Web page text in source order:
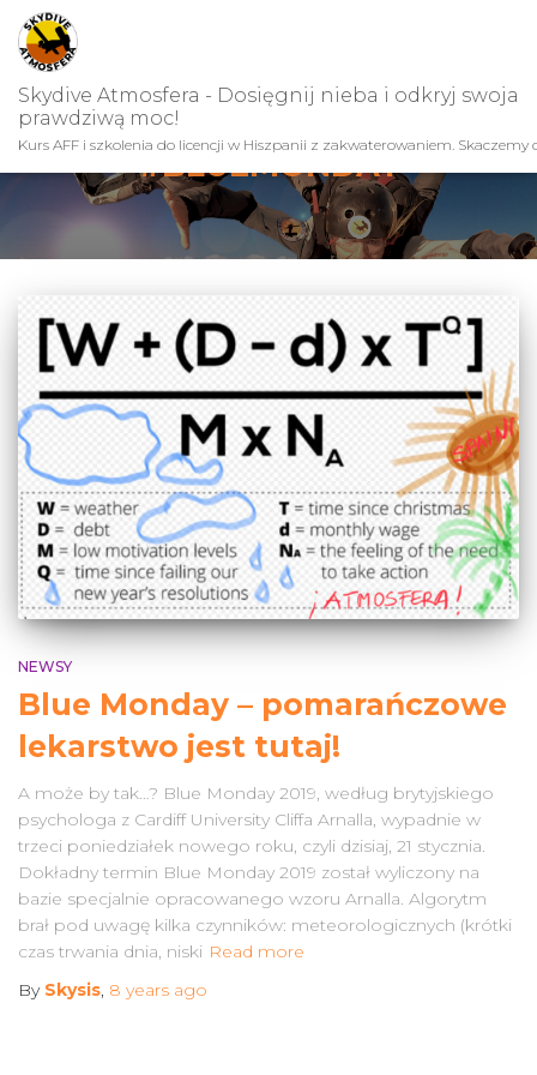
Skydive Atmosfera - Dosięgnij nieba i odkryj swoja
prawdziwą moc!
Kurs AFF i szkolenia do licencji w Hiszpanii z zakwaterowaniem. Skaczemy
#BLUEMONDAY
NEWSY
Blue Monday – pomarańczowe
lekarstwo jest tutaj!
A może by tak…? Blue Monday 2019, według brytyjskiego
psychologa z Cardiff University Cliffa Arnalla, wypadnie w
trzeci poniedziałek nowego roku, czyli dzisiaj, 21 stycznia.
Dokładny termin Blue Monday 2019 został wyliczony na
bazie specjalnie opracowanego wzoru Arnalla. Algorytm
brał pod uwagę kilka czynników: meteorologicznych (krótki
czas trwania dnia, niski Read more
By Skysis, 8 years ago